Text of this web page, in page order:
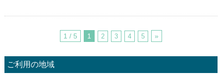
1 / 5 1 2 3 4 5 »
ご利用の地域